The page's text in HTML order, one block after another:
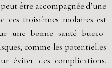
être accompagnée d’une
ces troisièmes molaires est
une bonne santé bucco-
comme les potentielles
éviter des complications.